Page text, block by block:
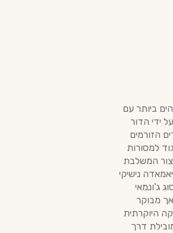
ביותר עם
1948 ומנוהלת כיום על ידי הדור
הזורמים
למסורות
המשלבת
נישיקי
ג'ונמאי
אך מבוקר
היוקרתית
דרך